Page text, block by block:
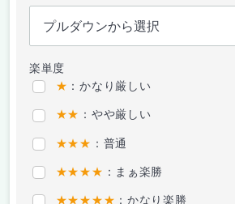
楽単度
★ ：かなり厳しい
★★ ：やや厳しい
★★★ ：普通
★★★★ ：まぁ楽勝
★★★★★ ：かなり楽勝